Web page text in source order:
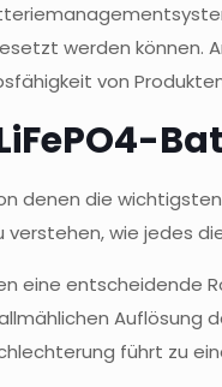
werden können.
von
denen die
wie jedes
eine entscheidende
Auflösung
führt zu